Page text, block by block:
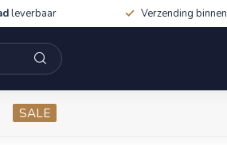
leverbaar Verzending binnen
SALE